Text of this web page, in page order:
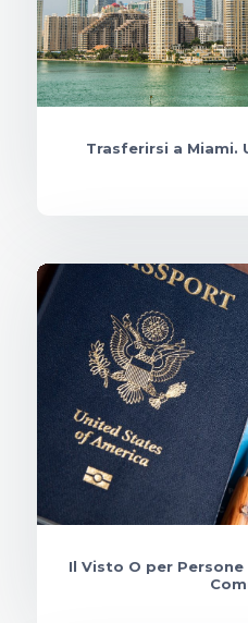
Trasferirsi a Miami.
Il Visto O per